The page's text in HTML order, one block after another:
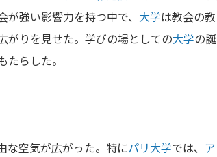
強い影響力を持つ中で、 大学は教会の
がりを見せた。学びの場としての大学の
らした。
な空気が広がった。特にパリ大学では、